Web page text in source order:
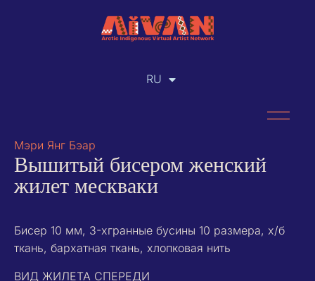
RU
EN
Мэри Янг Бэар
Вышитый бисером женский
жилет мескваки
Бисер 10 мм, 3-хгранные бусины 10 размера, х/б
ткань, бархатная ткань, хлопковая нить
ВИД ЖИЛЕТА СПЕРЕДИ